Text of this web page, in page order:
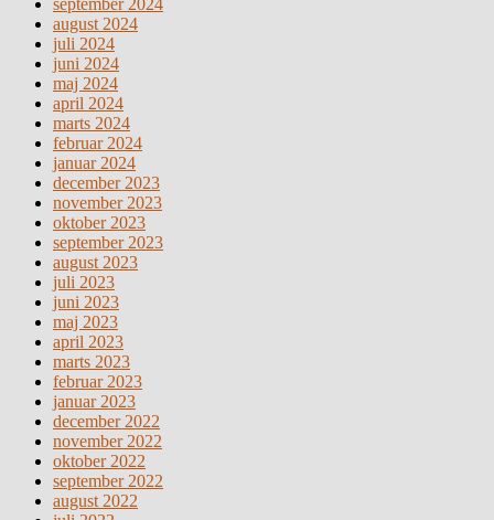
august 2024
juli 2024
juni 2024
maj 2024
april 2024
marts 2024
februar 2024
januar 2024
december 2023
november 2023
oktober 2023
september 2023
august 2023
juli 2023
juni 2023
maj 2023
april 2023
marts 2023
februar 2023
januar 2023
december 2022
november 2022
oktober 2022
september 2022
august 2022